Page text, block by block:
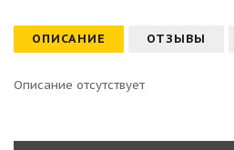
ОПИСАНИЕ ОТЗЫВЫ
Описание отсутствует